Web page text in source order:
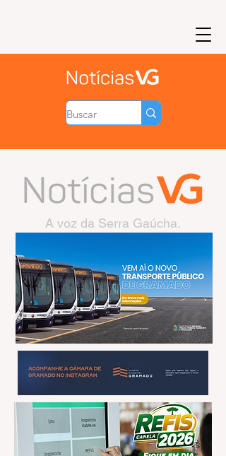
A voz da Serra Gaúcha.